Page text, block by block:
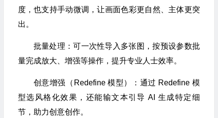
度，也支持手动微调，让画面色彩更自然、主体更突
出。​
批量处理：可一次性导入多张图，按预设参数批
量完成放大、增强等操作，提升专业人士效率。​
创意增强（Redefine 模型）：通过 Redefine 模
型选风格化效果，还能输文本引导 AI 生成特定细
节，助力创意创作。